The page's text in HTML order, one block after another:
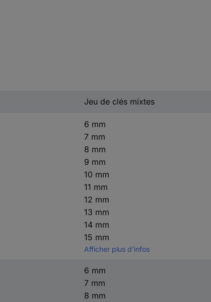
Jeu de clés mixtes
6 mm
7 mm
8 mm
9 mm
10 mm
11 mm
12 mm
13 mm
14 mm
15 mm
Afficher plus d'infos
6 mm
7 mm
8 mm